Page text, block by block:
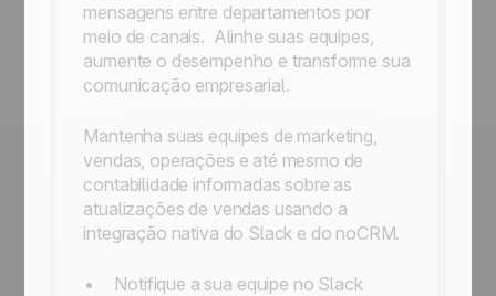
mensagens entre departamentos por
meio de canais. Alinhe suas equipes,
aumente o desempenho e transforme sua
comunicação empresarial.
Mantenha suas equipes de marketing,
vendas, operações e até mesmo de
contabilidade informadas sobre as
atualizações de vendas usando a
integração nativa do Slack e do noCRM.
Notifique a sua equipe no Slack